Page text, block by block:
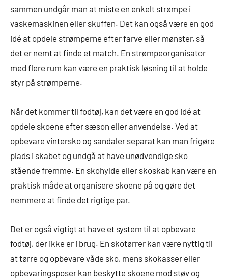
sammen undgår man at miste en enkelt strømpe i
vaskemaskinen eller skuffen. Det kan også være en god
idé at opdele strømperne efter farve eller mønster, så
det er nemt at finde et match. En strømpeorganisator
med flere rum kan være en praktisk løsning til at holde
styr på strømperne.
Når det kommer til fodtøj, kan det være en god idé at
opdele skoene efter sæson eller anvendelse. Ved at
opbevare vintersko og sandaler separat kan man frigøre
plads i skabet og undgå at have unødvendige sko
stående fremme. En skohylde eller skoskab kan være en
praktisk måde at organisere skoene på og gøre det
nemmere at finde det rigtige par.
Det er også vigtigt at have et system til at opbevare
fodtøj, der ikke er i brug. En skotørrer kan være nyttig til
at tørre og opbevare våde sko, mens skokasser eller
opbevaringsposer kan beskytte skoene mod støv og